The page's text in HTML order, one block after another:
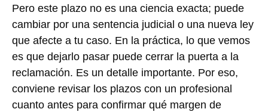
Pero este plazo no es una ciencia exacta; puede
cambiar por una sentencia judicial o una nueva ley
que afecte a tu caso. En la práctica, lo que vemos
es que dejarlo pasar puede cerrar la puerta a la
reclamación. Es un detalle importante. Por eso,
conviene revisar los plazos con un profesional
cuanto antes para confirmar qué margen de